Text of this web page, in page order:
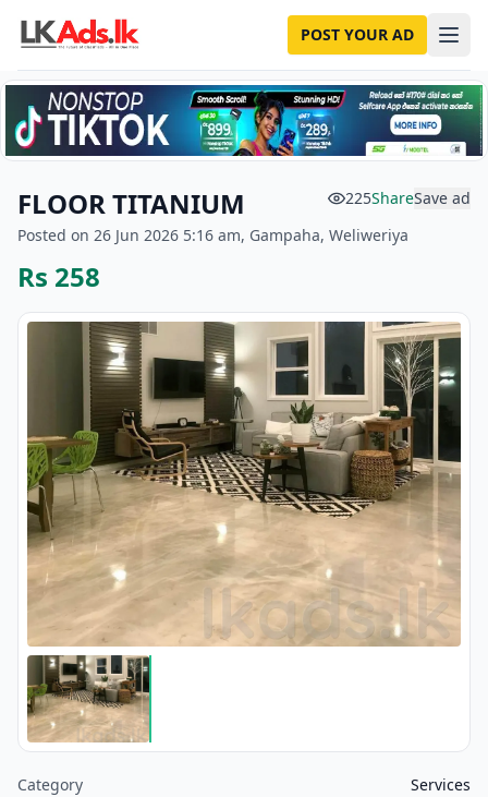
POST YOUR AD
FLOOR TITANIUM 225ShareSave ad
Posted on 26 Jun 2026 5:16 am, Gampaha, Weliweriya
Rs 258
Category
Services